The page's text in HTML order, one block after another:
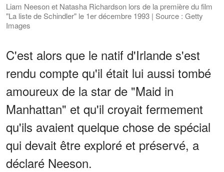
Liam Neeson et Natasha Richardson lors de la première du film
"La liste de Schindler" le 1er décembre 1993 | Source : Getty
Images
C'est alors que le natif d'Irlande s'est
rendu compte qu'il était lui aussi tombé
amoureux de la star de "Maid in
Manhattan" et qu'il croyait fermement
qu'ils avaient quelque chose de spécial
qui devait être exploré et préservé, a
déclaré Neeson.